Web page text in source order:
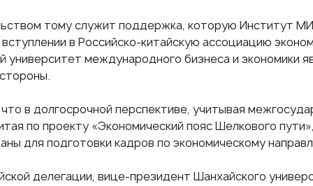
тому служит поддержка, которую Институт
вступлении в Российско-китайскую ассоциацию
университет международного бизнеса и экономики
в долгосрочной перспективе, учитывая
по проекту «Экономический пояс Шелкового
для подготовки кадров по экономическому
делегации, вице-президент Шанхайского